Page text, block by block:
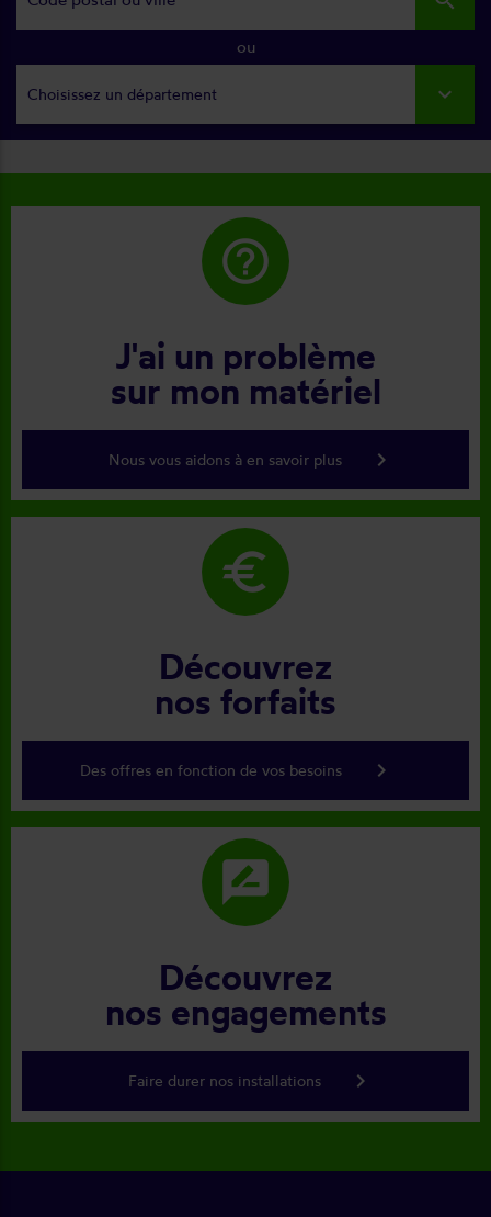
ou
Choisissez un département
help_outline
J'ai un problème
sur mon matériel
Nous vous aidons à en savoir plus keyboard_arrow_right
euro
Découvrez
nos forfaits
Des offres en fonction de vos besoins keyboard_arrow_right
rate_review
Découvrez
nos engagements
Faire durer nos installations keyboard_arrow_right